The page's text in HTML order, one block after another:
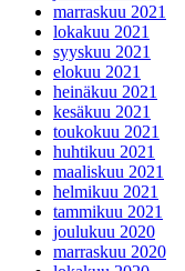
marraskuu 2021
lokakuu 2021
syyskuu 2021
elokuu 2021
heinäkuu 2021
kesäkuu 2021
toukokuu 2021
huhtikuu 2021
maaliskuu 2021
helmikuu 2021
tammikuu 2021
joulukuu 2020
marraskuu 2020